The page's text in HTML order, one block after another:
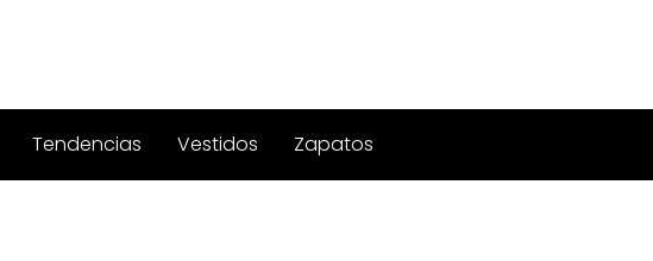
Tendencias Vestidos Zapatos